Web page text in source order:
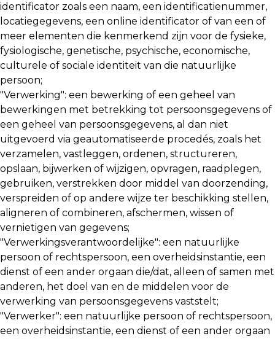
identificator zoals een naam, een identificatienummer,
locatiegegevens, een online identificator of van een of
meer elementen die kenmerkend zijn voor de fysieke,
fysiologische, genetische, psychische, economische,
culturele of sociale identiteit van die natuurlijke
persoon;
"Verwerking": een bewerking of een geheel van
bewerkingen met betrekking tot persoonsgegevens of
een geheel van persoonsgegevens, al dan niet
uitgevoerd via geautomatiseerde procedés, zoals het
verzamelen, vastleggen, ordenen, structureren,
opslaan, bijwerken of wijzigen, opvragen, raadplegen,
gebruiken, verstrekken door middel van doorzending,
verspreiden of op andere wijze ter beschikking stellen,
aligneren of combineren, afschermen, wissen of
vernietigen van gegevens;
"Verwerkingsverantwoordelijke": een natuurlijke
persoon of rechtspersoon, een overheidsinstantie, een
dienst of een ander orgaan die/dat, alleen of samen met
anderen, het doel van en de middelen voor de
verwerking van persoonsgegevens vaststelt;
"Verwerker": een natuurlijke persoon of rechtspersoon,
een overheidsinstantie, een dienst of een ander orgaan